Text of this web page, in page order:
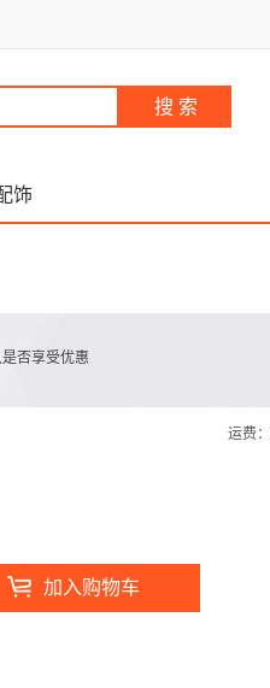
饰
是否享受优惠
运费：
加入购物车